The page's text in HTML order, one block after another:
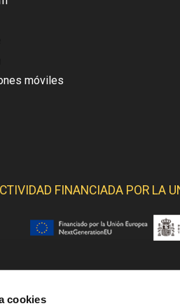
cookies
móviles
FINANCIADA POR LA
CINE YELMO OBTIENE